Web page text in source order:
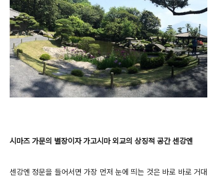
시마즈 가문의 별장이자 가고시마 외교의 상징적 공간 센강엔
센강엔 정문을 들어서면 가장 먼저 눈에 띄는 것은 바로 바로 거대